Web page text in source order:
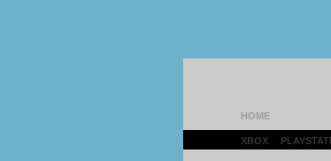
HOME
XBOX